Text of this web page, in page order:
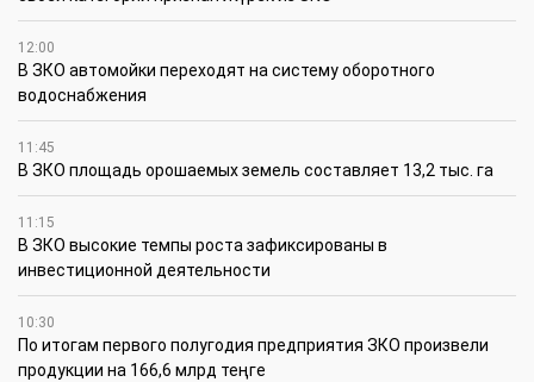
12:00
В ЗКО автомойки переходят на систему оборотного
водоснабжения
11:45
В ЗКО площадь орошаемых земель составляет 13,2 тыс. га
11:15
В ЗКО высокие темпы роста зафиксированы в
инвестиционной деятельности
10:30
По итогам первого полугодия предприятия ЗКО произвели
продукции на 166,6 млрд теңге